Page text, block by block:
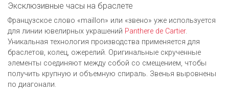
Эксклюзивные часы на браслете
Французское слово «maillon» или «звено» уже используется
для линии ювелирных украшений Panthere de Cartier.
Уникальная технология производства применяется для
браслетов, колец, ожерелий. Оригинальные скрученные
элементы соединяют между собой со смещением, чтобы
получить крупную и объемную спираль. Звенья выровнены
по диагонали.